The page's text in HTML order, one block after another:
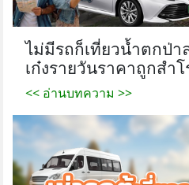
ไม่มีรถก็เที่ยวน้ำตกป่า
เก๋งรายวันราคาถูกสำโ
<< อ่านบทความ >>